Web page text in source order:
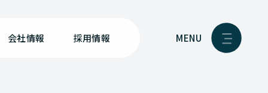
会社情報 採用情報 MENU